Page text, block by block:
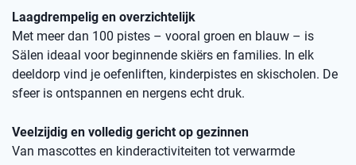
Laagdrempelig en overzichtelijk
Met meer dan 100 pistes – vooral groen en blauw – is
Sälen ideaal voor beginnende skiërs en families. In elk
deeldorp vind je oefenliften, kinderpistes en skischolen. De
sfeer is ontspannen en nergens echt druk.
Veelzijdig en volledig gericht op gezinnen
Van mascottes en kinderactiviteiten tot verwarmde